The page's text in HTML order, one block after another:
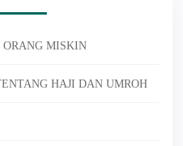
MISKIN
HAJI DAN UMROH